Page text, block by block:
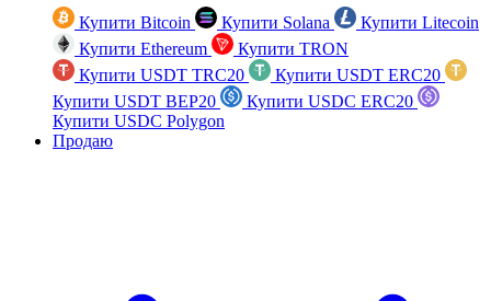
Купити Bitcoin Купити Solana
Купити Litecoin
Купити Ethereum
Купити TRON
Купити USDT TRC20
Купити USDT ERC20
Купити USDT BEP20
Купити USDC ERC20
Купити USDC Polygon
Продаю